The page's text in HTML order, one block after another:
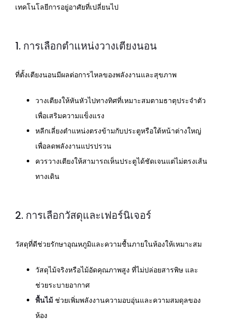
เทคโนโลยีการอยู่อาศัยที่เปลี่ยนไป
1. การเลือกตำแหน่งวางเตียงนอน
ที่ตั้งเตียงนอนมีผลต่อการไหลของพลังงานและสุขภาพ
วางเตียงให้หันหัวไปทางทิศที่เหมาะสมตามธาตุประจำตัว
เพื่อเสริมความแข็งแรง
หลีกเลี่ยงตำแหน่งตรงข้ามกับประตูหรือใต้หน้าต่างใหญ่
เพื่อลดพลังงานแปรปรวน
ควรวางเตียงให้สามารถเห็นประตูได้ชัดเจนแต่ไม่ตรงเส้น
ทางเดิน
2. การเลือกวัสดุและเฟอร์นิเจอร์
วัสดุที่ดีช่วยรักษาอุณหภูมิและความชื้นภายในห้องให้เหมาะสม
วัสดุไม้จริงหรือไม้อัดคุณภาพสูง ที่ไม่ปล่อยสารพิษ และ
ช่วยระบายอากาศ
พื้นไม้ ช่วยเพิ่มพลังงานความอบอุ่นและความสมดุลของ
ห้อง